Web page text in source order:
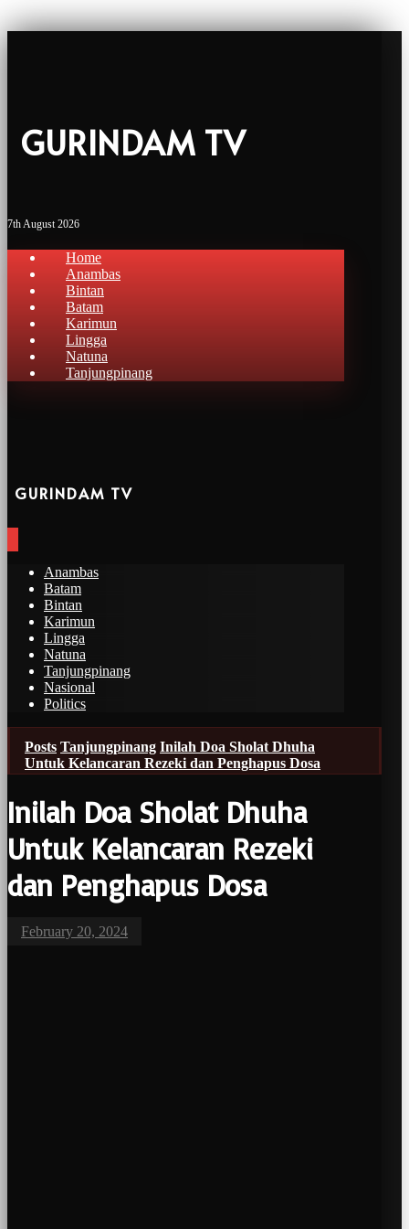
GURINDAM TV
7th August 2026
Home
Anambas
Bintan
Batam
Karimun
Lingga
Natuna
Tanjungpinang
GURINDAM TV
Anambas
Batam
Bintan
Karimun
Lingga
Natuna
Tanjungpinang
Nasional
Politics
Posts Tanjungpinang Inilah Doa Sholat Dhuha
Untuk Kelancaran Rezeki dan Penghapus Dosa
Inilah Doa Sholat Dhuha
Untuk Kelancaran Rezeki
dan Penghapus Dosa
February 20, 2024